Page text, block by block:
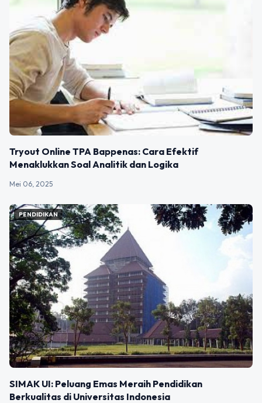
Tryout Online TPA Bappenas: Cara Efektif
Menaklukkan Soal Analitik dan Logika
Mei 06, 2025
PENDIDIKAN
SIMAK UI: Peluang Emas Meraih Pendidikan
Berkualitas di Universitas Indonesia